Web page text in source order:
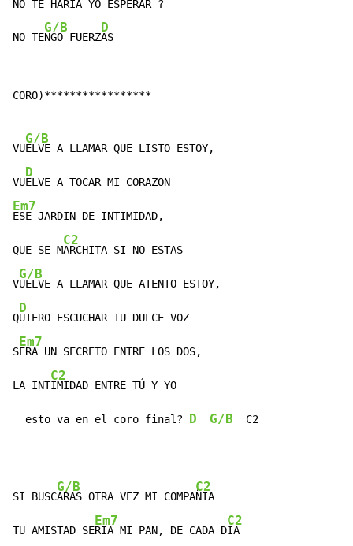
NO TE HARIA YO ESPERAR ?
NO TE
G/B
NGO FUERZ
D
AS
CORO)*****************
VU
G/B
ELVE A LLAMAR QUE LISTO ESTOY,
VU
D
Em7
ESE JARDIN DE INTIMIDAD,
QUE SE M
C2
ARCHITA SI NO ESTAS
V
G/B
UELVE A LLAMAR QUE ATENTO ESTOY,
Q
D
UIERO ESCUCHAR TU DULCE VOZ
S
Em7
ERA UN SECRETO ENTRE LOS DOS,
LA INT
C2
IMIDAD ENTRE TÚ Y YO
  esto va en el coro final?
D G/B
  C2
SI BUSC
G/B
ARAS OTRA VEZ MI COMPA
C2
ÑIA
TU AMISTAD SE
Em7
RIA MI PAN, DE CADA D
C2
IA